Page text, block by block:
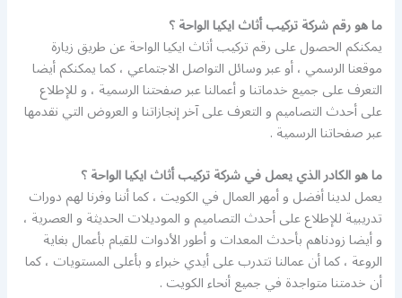
ما هو رقم شركة تركيب أثاث ايكيا الواحة ؟
يمكنكم الحصول على رقم تركيب أثاث ايكيا الواحة عن طريق زيارة
موقعنا الرسمي ، أو عبر وسائل التواصل الاجتماعي ، كما يمكنكم أيضا
التعرف على جميع خدماتنا و أعمالنا عبر صفحتنا الرسمية ، و للإطلاع
على أحدث التصاميم و التعرف على آخر إنجازاتنا و العروض التي نقدمها
عبر صفحاتنا الرسمية .
ما هو الكادر الذي يعمل في شركة تركيب أثاث ايكيا الواحة ؟
يعمل لدينا أفضل و أمهر العمال في الكويت ، كما أننا وفرنا لهم دورات
تدريبية للإطلاع على أحدث التصاميم و الموديلات الحديثة و العصرية ،
و أيضا زودناهم بأحدث المعدات و أطور الأدوات للقيام بأعمال بغاية
الروعة ، كما أن عمالنا تتدرب على أيدي خبراء و بأعلى المستويات ، كما
أن خدمتنا متواجدة في جميع أنحاء الكويت .